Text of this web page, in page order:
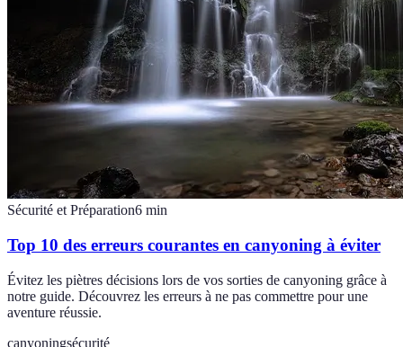
Sécurité et Préparation6 min
Top 10 des erreurs courantes en canyoning à éviter
Évitez les piètres décisions lors de vos sorties de canyoning grâce à
notre guide. Découvrez les erreurs à ne pas commettre pour une
aventure réussie.
canyoningsécurité